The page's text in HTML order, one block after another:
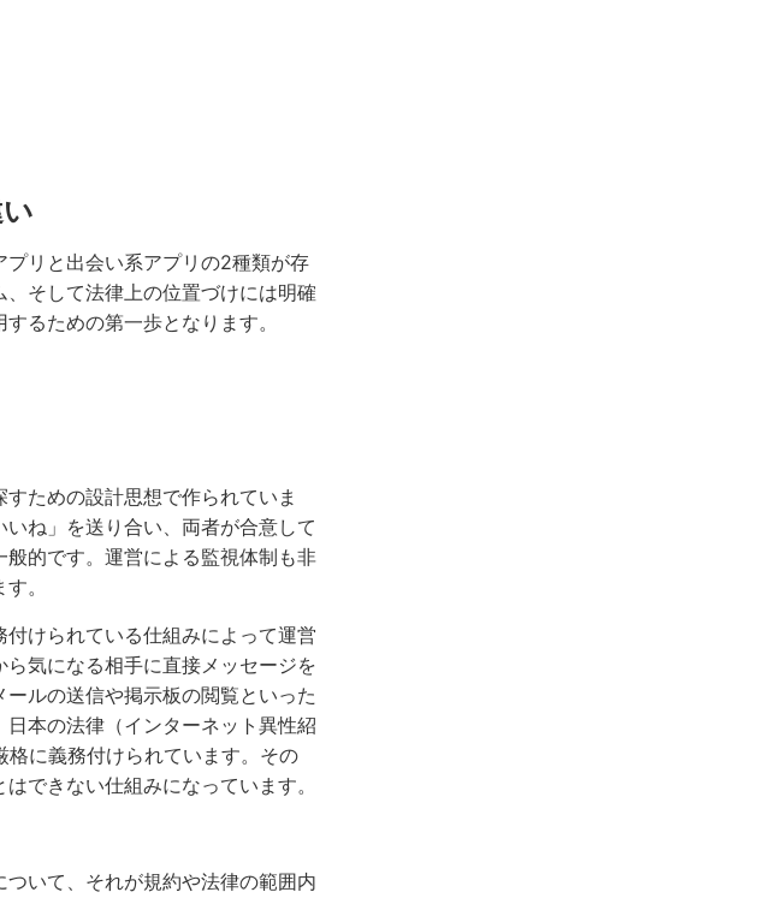
リと出会い系アプリの2種類が存
そして法律上の位置づけには明確
るための第一歩となります。
ための設計思想で作られていま
ね」を送り合い、両者が合意して
的です。運営による監視体制も非
。
けられている仕組みによって運営
気になる相手に直接メッセージを
ルの送信や掲示板の閲覧といった
本の法律（インターネット異性紹
に義務付けられています。その
できない仕組みになっています。
いて、それが規約や法律の範囲内